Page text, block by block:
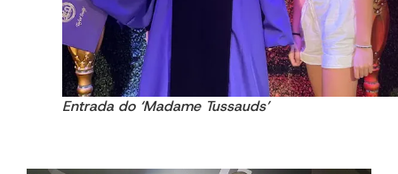
Entrada do ‘Madame Tussauds’